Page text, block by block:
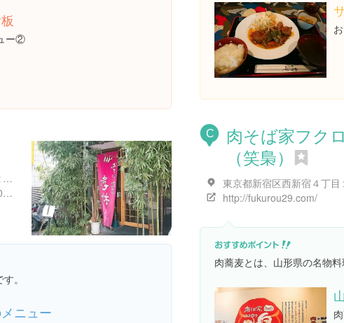
ー②
C
肉そば家フク
（笑梟）
http://fukurou29.com/
東京都新宿区西新宿５丁目１２-３ ハイム・シャンポール
https://tabelog.com/tokyo/A1304/A130401/13057854/
。
ニュー